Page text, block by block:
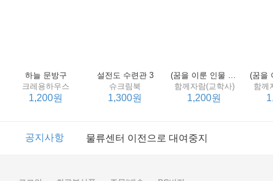
하늘 문방구
크레용하우스
1,200원
설전도 수련관 3
슈크림북
1,300원
(꿈을 이룬 인물 탐구 2) 제인 구달
함께자람(교학사)
1,200원
함께
이벤트 2017년 리브피아 여름방학 참고서 이벤트
공지사항 물류센터 이전으로 대여중지